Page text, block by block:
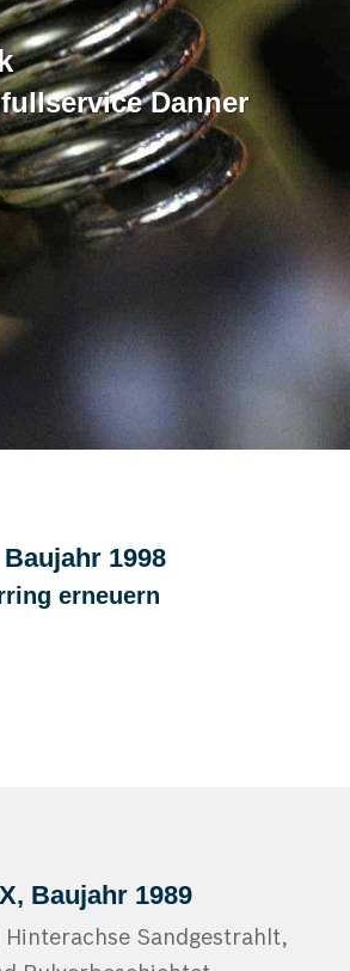
Danner
1998
erneuern
Baujahr 1989
Hinterachse Sandgestrahlt,